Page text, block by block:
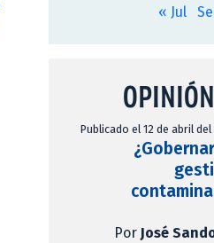
« Jul
Publicado el 12 de abril del
Por José